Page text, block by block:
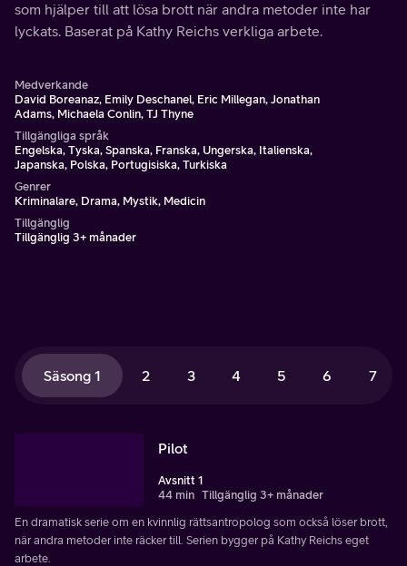
som hjälper till att lösa brott när andra metoder inte har
lyckats. Baserat på Kathy Reichs verkliga arbete.
Medverkande
David Boreanaz, Emily Deschanel, Eric Millegan, Jonathan
Adams, Michaela Conlin, TJ Thyne
Tillgängliga språk
Engelska, Tyska, Spanska, Franska, Ungerska, Italienska,
Japanska, Polska, Portugisiska, Turkiska
Genrer
Kriminalare, Drama, Mystik, Medicin
Tillgänglig
Tillgänglig 3+ månader
Säsong 1 2 3 4 5 6 7
Pilot
Avsnitt 1
44 min Tillgänglig 3+ månader
En dramatisk serie om en kvinnlig rättsantropolog som också löser brott,
när andra metoder inte räcker till. Serien bygger på Kathy Reichs eget
arbete.